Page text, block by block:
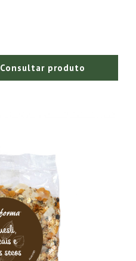
Consultar produto